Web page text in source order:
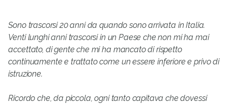
Sono trascorsi 20 anni da quando sono arrivata in Italia.
Venti lunghi anni trascorsi in un Paese che non mi ha mai
accettato, di gente che mi ha mancato di rispetto
continuamente e trattato come un essere inferiore e privo di
istruzione.
Ricordo che, da piccola, ogni tanto capitava che dovessi